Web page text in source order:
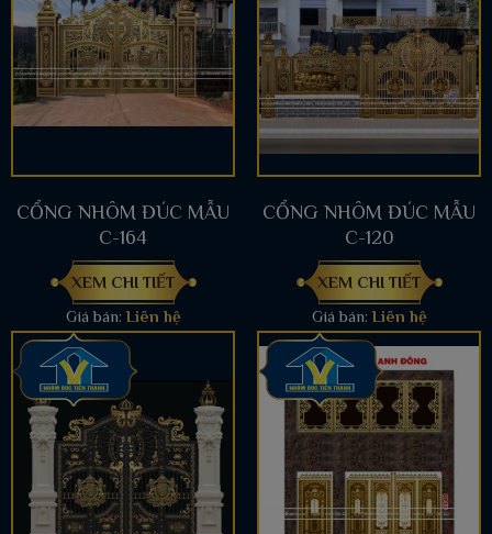
CỔNG NHÔM ĐÚC MẪU
C-164
XEM CHI TIẾT
Giá bán: Liên hệ
CỔNG NHÔM ĐÚC MẪU
C-120
XEM CHI TIẾT
Giá bán: Liên hệ